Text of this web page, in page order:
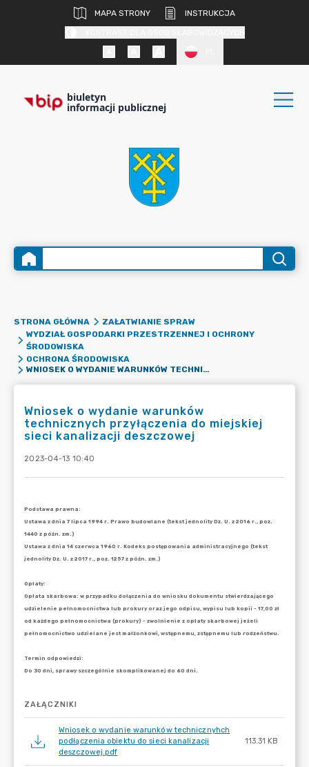
MAPA STRONY
INSTRUKCJA
biuletyn
informacji publicznej
STRONA GŁÓWNA
ZAŁATWIANIE SPRAW
WYDZIAŁ GOSPODARKI PRZESTRZENNEJ I OCHRONY
ŚRODOWISKA
OCHRONA ŚRODOWISKA
WNIOSEK O WYDANIE WARUNKÓW TECHNICZNYCH PRZYŁĄCZENIA DO MIEJSKIEJ SIECI KANALIZACJI DESZCZOWEJ
Wniosek o wydanie warunków
technicznych przyłączenia do miejskiej
sieci kanalizacji deszczowej
2023-04-13 10:40
ZAŁĄCZNIKI
Wniosek o wydanie warunków technicznyhch
podłączenia obiektu do sieci kanalizacji
deszczowej.pdf
113.31 KB